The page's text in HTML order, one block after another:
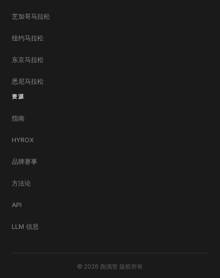
芝加哥马拉松
纽约马拉松
东京马拉松
悉尼马拉松
资源
指南
HYROX
品牌赛事
方法论
API
LLM 信息
© 2026 跑滴答 版权所有